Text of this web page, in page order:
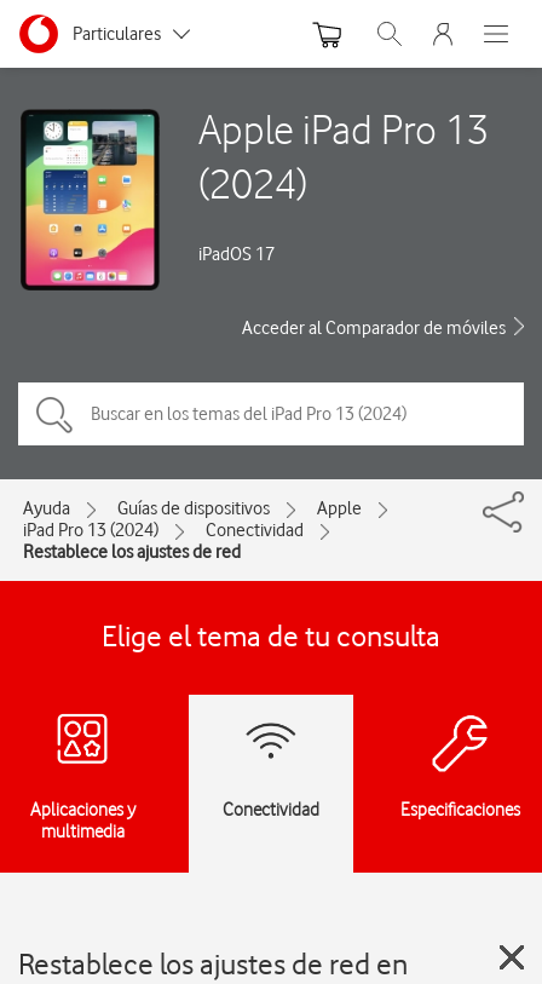
Ir a la pagina principal de vodafone.es
Menu navegación Segmento
Particulares
Pymes
Grandes empresas
y AA.PP.
Abrir buscador. Abre
Abre
Apple iPad Pro 13
(2024)
iPadOS 17
Acceder al Comparador de móviles
Ayuda Guías de dispositivos
Apple
iPad Pro 13 (2024)
Conectividad
Restablece los ajustes de red
Elige el tema de tu consulta
Aplicaciones y
multimedia
Conectividad Especificaciones
Restablece los ajustes de red en